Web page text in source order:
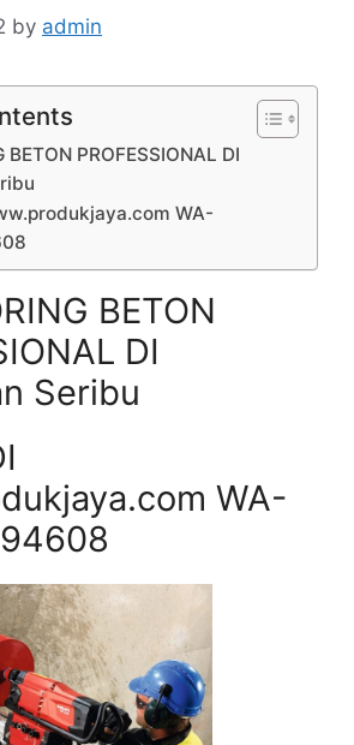
by admin
BETON PROFESSIONAL DI
WA-
BETON
DI
Seribu
WA-